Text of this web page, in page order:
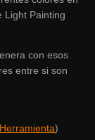
Light Painting
con esos
entre si son
)